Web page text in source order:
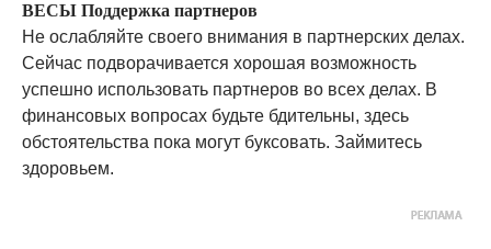
ВЕСЫ Поддержка партнеров
Не ослабляйте своего внимания в партнерских делах.
Сейчас подворачивается хорошая возможность
успешно использовать партнеров во всех делах. В
финансовых вопросах будьте бдительны, здесь
обстоятельства пока могут буксовать. Займитесь
здоровьем.